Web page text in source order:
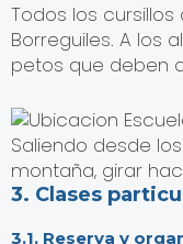
Todos los
Borreguiles. A los
petos que deben
Saliendo desde
montaña, girar
3. Clases
3.1. Reserva y